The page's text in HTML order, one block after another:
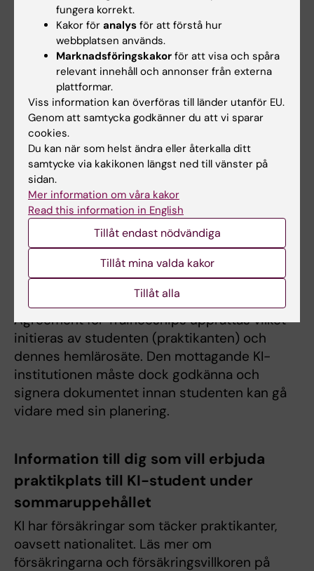
Anknytningen till KI ger praktikanten tillgång
till KI-konto, KI-mejl, tillgång till
friskvårdsaktiviteter med mera.
Erasmuspraktik vid KI
Om studenten kommer från ett land som ingår
i Erasmus+ kan studenten ha rätt till
Erasmusstipendium för Erasmuspraktik
(Erasmus+ Traineeship) från sitt hemlärosäte.
Erasmuspraktikanten hanteras inte heller av
de internationella handläggarna vid KI utan i
stället av motsvarigheten vid studentens
hemuniversitet. Praktikanten har inte heller
rätt till den service som utbytesstudenter vid
KI erbjuds.
För en Erasmuspraktikant måste ett Learning
Agreement for Traineeships upprättas vilket
initieras av studenten (praktikanten) och
dennes hemlärosäte. Den mottagande KI-
institutionen måste dock godkänna och
signera dokumentet innan studenten kan gå
vidare med sin planering.
Information till dig som vill erbjuda
praktikplats till KI-student under
sommaruppehållet
KI har försäkringar som täcker praktikanter,
oavsett nationalitet. Läs mer om
försäkringarna och försäkringsvillkoren på
fungera korrekt.
Kakor för analys för att förstå hur
webbplatsen används.
Marknadsföringskakor för att visa och spåra
relevant innehåll och annonser från externa
plattformar.
Viss information kan överföras till länder utanför EU.
Genom att samtycka godkänner du att vi sparar
cookies.
Du kan när som helst ändra eller återkalla ditt
samtycke via kakikonen längst ned till vänster på
sidan.
Mer information om våra kakor
Read this information in English
Tillåt endast nödvändiga
Tillåt mina valda kakor
Tillåt alla